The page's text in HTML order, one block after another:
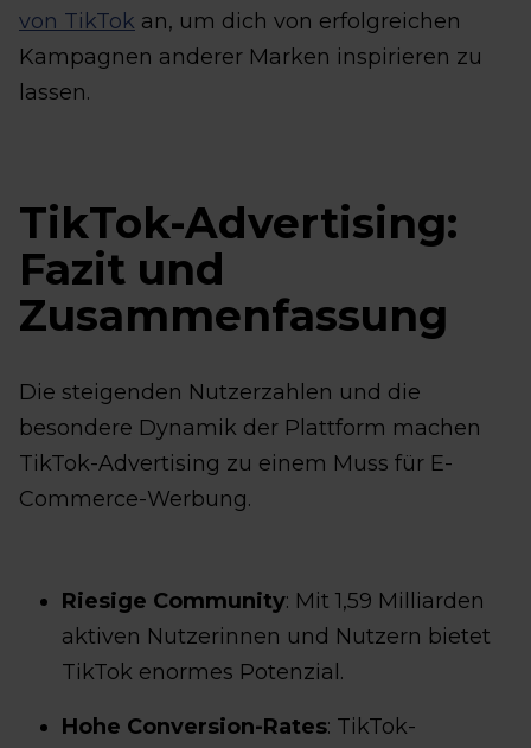
von TikTok an, um dich von erfolgreichen
Kampagnen anderer Marken inspirieren zu
lassen.
TikTok-Advertising:
Fazit und
Zusammenfassung
Die steigenden Nutzerzahlen und die
besondere Dynamik der Plattform machen
TikTok-Advertising zu einem Muss für E-
Commerce-Werbung.
Riesige Community: Mit 1,59 Milliarden
aktiven Nutzerinnen und Nutzern bietet
TikTok enormes Potenzial.
Hohe Conversion-Rates: TikTok-